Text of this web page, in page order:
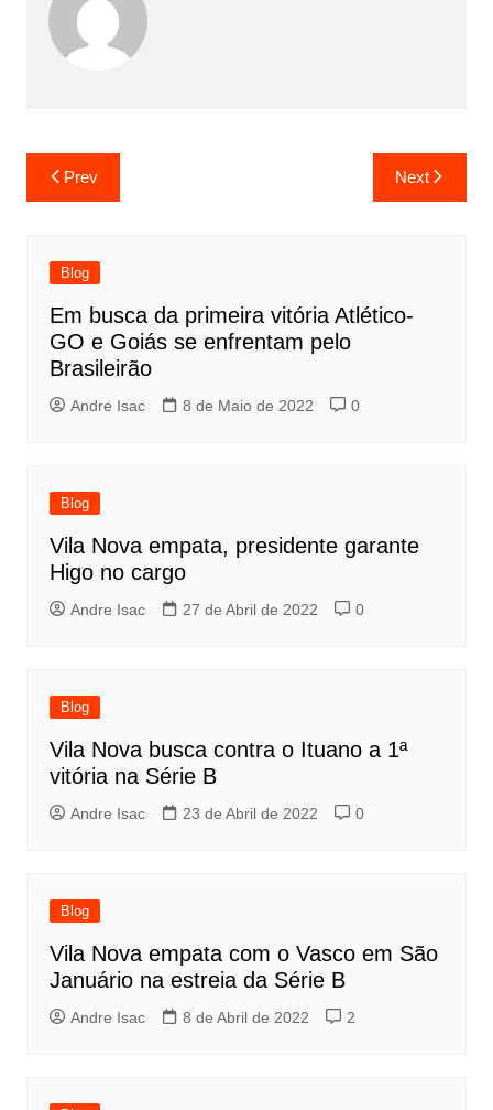
Prev Next
Blog
Em busca da primeira vitória Atlético-
GO e Goiás se enfrentam pelo
Brasileirão
Andre Isac 8 de Maio de 2022 0
Blog
Vila Nova empata, presidente garante
Higo no cargo
Andre Isac 27 de Abril de 2022 0
Blog
Vila Nova busca contra o Ituano a 1ª
vitória na Série B
Andre Isac 23 de Abril de 2022 0
Blog
Vila Nova empata com o Vasco em São
Januário na estreia da Série B
Andre Isac 8 de Abril de 2022 2